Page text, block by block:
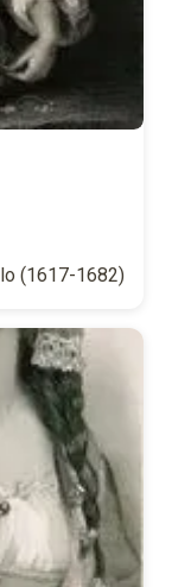
(1617-1682)